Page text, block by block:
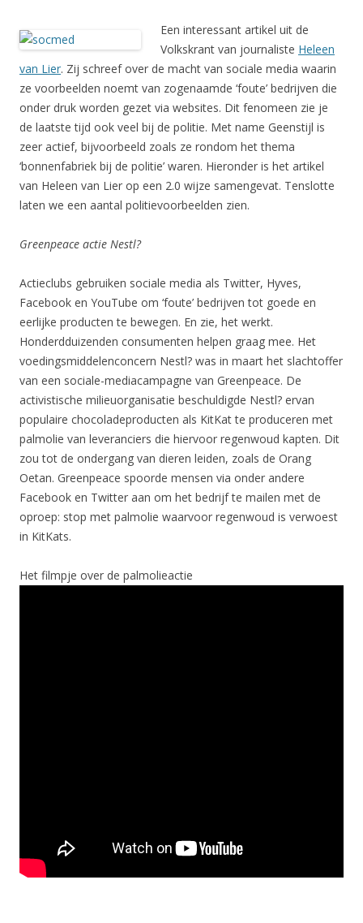
Een interessant artikel uit de
Volkskrant van journaliste Heleen
van Lier. Zij schreef over de macht van sociale media waarin
ze voorbeelden noemt van zogenaamde ‘foute’ bedrijven die
onder druk worden gezet via websites. Dit fenomeen zie je
de laatste tijd ook veel bij de politie. Met name Geenstijl is
zeer actief, bijvoorbeeld zoals ze rondom het thema
‘bonnenfabriek bij de politie’ waren. Hieronder is het artikel
van Heleen van Lier op een 2.0 wijze samengevat. Tenslotte
laten we een aantal politievoorbeelden zien.
Greenpeace actie Nestl?
Actieclubs gebruiken sociale media als Twitter, Hyves,
Facebook en YouTube om ‘foute’ bedrijven tot goede en
eerlijke producten te bewegen. En zie, het werkt.
Honderdduizenden consumenten helpen graag mee. Het
voedingsmiddelenconcern Nestl? was in maart het slachtoffer
van een sociale-mediacampagne van Greenpeace. De
activistische milieuorganisatie beschuldigde Nestl? ervan
populaire chocoladeproducten als KitKat te produceren met
palmolie van leveranciers die hiervoor regenwoud kapten. Dit
zou tot de ondergang van dieren leiden, zoals de Orang
Oetan. Greenpeace spoorde mensen via onder andere
Facebook en Twitter aan om het bedrijf te mailen met de
oproep: stop met palmolie waarvoor regenwoud is verwoest
in KitKats.
Het filmpje over de palmolieactie